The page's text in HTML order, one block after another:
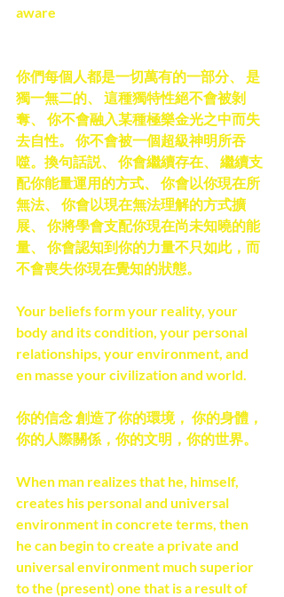
aware
你們每個人都是一切萬有的一部分、 是
獨一無二的、 這種獨特性絕不會被剝
奪、 你不會融入某種極樂金光之中而失
去自性。 你不會被一個超級神明所吞
噬。換句話説、 你會繼續存在、 繼續支
配你能量運用的方式、 你會以你現在所
無法、 你會以現在無法理解的方式擴
展、 你將學會支配你現在尚未知曉的能
量、 你會認知到你的力量不只如此，而
不會喪失你現在覺知的狀態。
Your beliefs form your reality, your
body and its condition, your personal
relationships, your environment, and
en masse your civilization and world.
你的信念 創造了你的環境， 你的身體，
你的人際關係，你的文明，你的世界。
When man realizes that he, himself,
creates his personal and universal
environment in concrete terms, then
he can begin to create a private and
universal environment much superior
to the (present) one that is a result of